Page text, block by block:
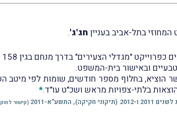
חג'ג'.
ובאישור בית-המשפט.
הוציא, בחלוֹף מספר חודשים, שומות לפי מיטב
*
(קישור לחוק